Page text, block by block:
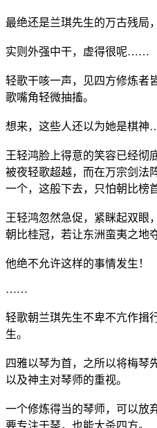
最绝还是兰琪先生的万古残局
实则外强中干，虚得很呢……
轻歌干咳一声，见四方修炼者
歌嘴角轻微抽搐。
想来，这些人还以为她是棋
王轻鸿脸上得意的笑容已经彻
被夜轻歌超越，而在万宗剑法
一个，这般下去，只怕朝比榜
王轻鸿忽然急促，紧眯起双眼
朝比桂冠，若让东洲蛮夷之地
他绝不允许这样的事情发生！
……
轻歌朝兰琪先生不卑不亢作揖
生。
四雅以琴为首，之所以将梅琴
以及神主对琴师的重视。
一个修炼得当的琴师，可以放
要专注于琴，也能大杀四方。